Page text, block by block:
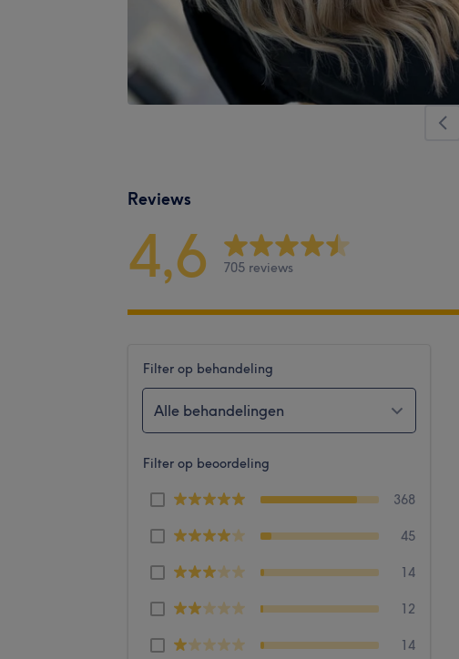
Reviews
4,6 705 reviews
Filter op behandeling
Alle behandelingen
Filter op beoordeling
368
45
14
12
14